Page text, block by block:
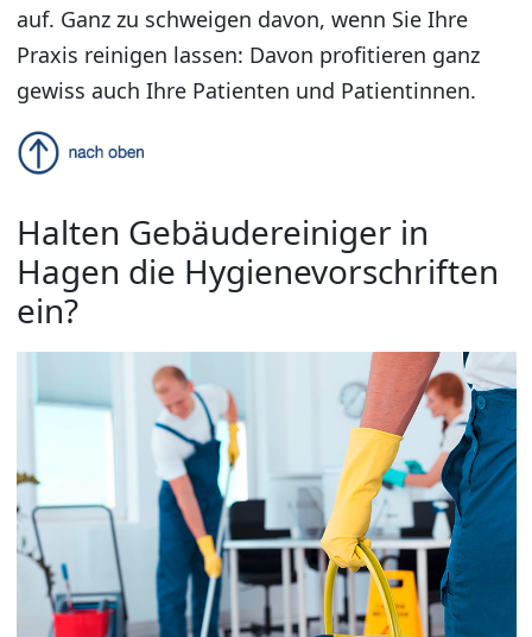
auf. Ganz zu schweigen davon, wenn Sie Ihre
Praxis reinigen lassen: Davon profitieren ganz
gewiss auch Ihre Patienten und Patientinnen.
Halten Gebäudereiniger in
Hagen die Hygienevorschriften
ein?